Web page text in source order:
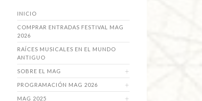
INICIO
COMPRAR ENTRADAS FESTIVAL MAG
2026
RAÍCES MUSICALES EN EL MUNDO
ANTIGUO
SOBRE EL MAG
PROGRAMACIÓN MAG 2026
MAG 2025